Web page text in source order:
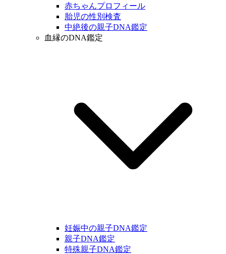
赤ちゃんプロフィール
胎児の性別検査
中絶後の親子DNA鑑定
血縁のDNA鑑定
妊娠中の親子DNA鑑定
親子DNA鑑定
特殊親子DNA鑑定